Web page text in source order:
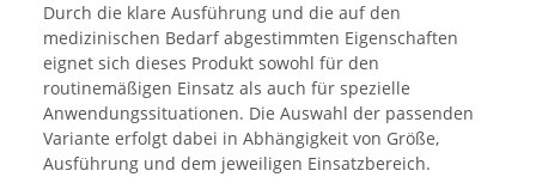
Durch die klare Ausführung und die auf den
medizinischen Bedarf abgestimmten Eigenschaften
eignet sich dieses Produkt sowohl für den
routinemäßigen Einsatz als auch für spezielle
Anwendungssituationen. Die Auswahl der passenden
Variante erfolgt dabei in Abhängigkeit von Größe,
Ausführung und dem jeweiligen Einsatzbereich.